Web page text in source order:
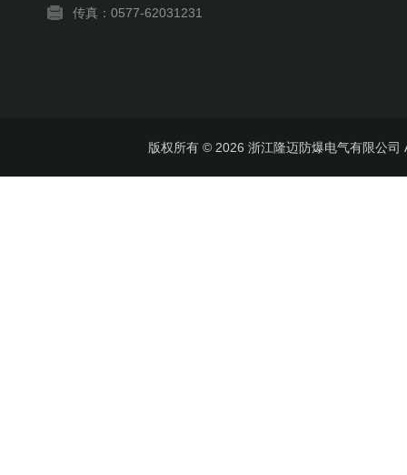
传真：0577-62031231
版权所有 © 2026 浙江隆迈防爆电气有限